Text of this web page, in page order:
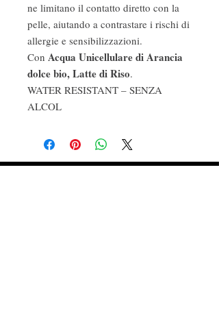
ne limitano il contatto diretto con la
pelle, aiutando a contrastare i rischi di
allergie e sensibilizzazioni.
Con Acqua Unicellulare di Arancia
dolce bio, Latte di Riso.
WATER RESISTANT – SENZA
ALCOL